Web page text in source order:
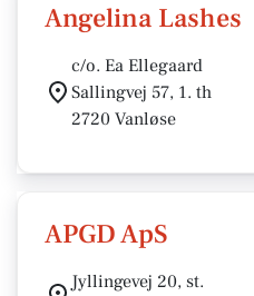
Angelina Lashes
c/o. Ea Ellegaard
Sallingvej 57, 1. th
2720 Vanløse
APGD ApS
Jyllingevej 20, st.